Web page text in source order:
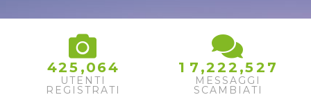
425 ,064
UTENTI
REGISTRATI
1 7 ,222 ,52 7
MESSAGGI
SCAMBIATI